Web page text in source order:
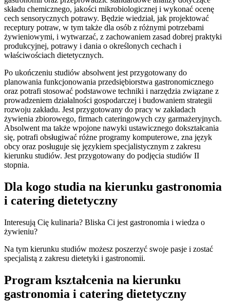
składu chemicznego, jakości mikrobiologicznej i wykonać ocenę
cech sensorycznych potrawy. Będzie wiedział, jak projektować
receptury potraw, w tym także dla osób z różnymi potrzebami
żywieniowymi, i wytwarzać, z zachowaniem zasad dobrej praktyki
produkcyjnej, potrawy i dania o określonych cechach i
właściwościach dietetycznych.
Po ukończeniu studiów absolwent jest przygotowany do
planowania funkcjonowania przedsiębiorstwa gastronomicznego
oraz potrafi stosować podstawowe techniki i narzędzia związane z
prowadzeniem działalności gospodarczej i budowaniem strategii
rozwoju zakładu. Jest przygotowany do pracy w zakładach
żywienia zbiorowego, firmach cateringowych czy garmażeryjnych.
Absolwent ma także wpojone nawyki ustawicznego dokształcania
się, potrafi obsługiwać różne programy komputerowe, zna język
obcy oraz posługuje się językiem specjalistycznym z zakresu
kierunku studiów. Jest przygotowany do podjęcia studiów II
stopnia.
Dla kogo studia na kierunku gastronomia
i catering dietetyczny
Interesują Cię kulinaria? Bliska Ci jest gastronomia i wiedza o
żywieniu?
Na tym kierunku studiów możesz poszerzyć swoje pasje i zostać
specjalistą z zakresu dietetyki i gastronomii.
Program kształcenia na kierunku
gastronomia i catering dietetyczny